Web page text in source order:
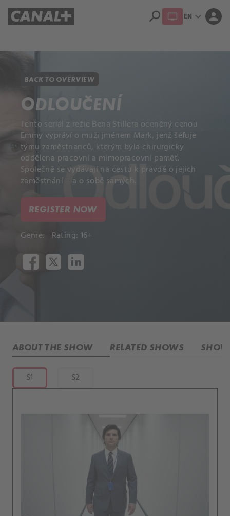
search EN expand_more person
BACK TO OVERVIEW
ODLOUČENÍ
Tento seriál z režie Bena Stillera oceněný cenou
Emmy vypráví o muži jménem Mark, jenž šéfuje
týmu zaměstnanců, kterým byla chirurgicky
oddělena pracovní a mimopracovní paměť.
Společně se vydávají na cestu k pravdě o jejich
zaměstnání – a o sobě samých.
REGISTER NOW
Genre: Rating: 16+
ABOUT THE SHOW RELATED SHOWS
S1 S2